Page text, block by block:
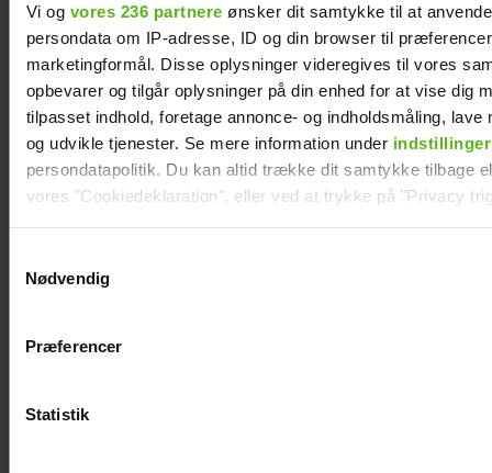
Vi og vores 236 partnere ønsker dit samtykke til at
persondata om IP-adresse, ID og din browser til
marketingformål. Disse oplysninger videregives til vores
opbevarer og tilgår oplysninger på din enhed for at vise dig
tilpasset indhold, foretage annonce- og indholdsmåling, lave
og udvikle tjenester. Se mere information under indstillinger
persondatapolitik. Du kan altid trække dit samtykke tilbage
vores "Cookiedeklaration", eller ved at trykke på "Privacy
Vi anvender egne cookies og cookies fra tredjeparter til at
generere statistik og huske dine præferencer samt til brug
Nødvendig
Præferencer
Statistik
tavsheden med stor afsløring